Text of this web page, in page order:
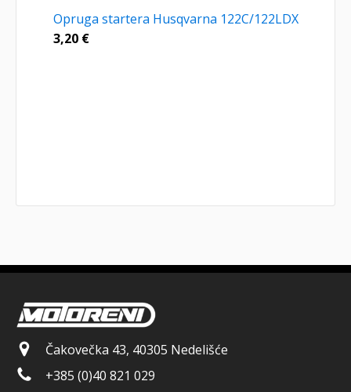
Opruga startera Husqvarna 122C/122LDX
3,20 €
Čakovečka 43, 40305 Nedelišće
+385 (0)40 821 029